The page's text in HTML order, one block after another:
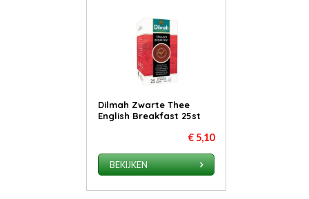
Dilmah Zwarte Thee
English Breakfast 25st
€ 5,10
BEKIJKEN